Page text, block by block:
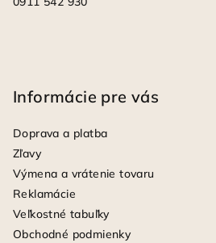
Informácie pre vás
Doprava a platba
Zľavy
Výmena a vrátenie tovaru
Reklamácie
Veľkostné tabuľky
Obchodné podmienky